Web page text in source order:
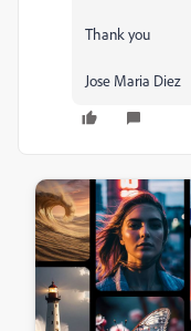
Thank you
Jose Maria Diez